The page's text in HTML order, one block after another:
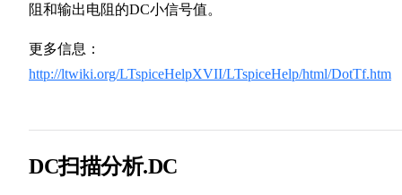
阻和输出电阻的DC小信号值。
更多信息：
http://ltwiki.org/LTspiceHelpXVII/LTspiceHelp/html/DotTf.htm
DC扫描分析.DC